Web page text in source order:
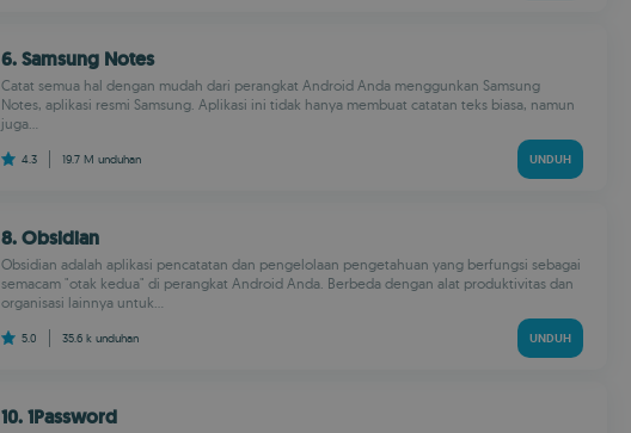
6. Samsung Notes
Catat semua hal dengan mudah dari perangkat Android Anda menggunkan Samsung
Notes, aplikasi resmi Samsung. Aplikasi ini tidak hanya membuat catatan teks biasa, namun
juga...
4.3 19.7 M unduhan UNDUH
8. Obsidian
Obsidian adalah aplikasi pencatatan dan pengelolaan pengetahuan yang berfungsi sebagai
semacam "otak kedua" di perangkat Android Anda. Berbeda dengan alat produktivitas dan
organisasi lainnya untuk...
5.0 35.6 k unduhan UNDUH
10. 1Password